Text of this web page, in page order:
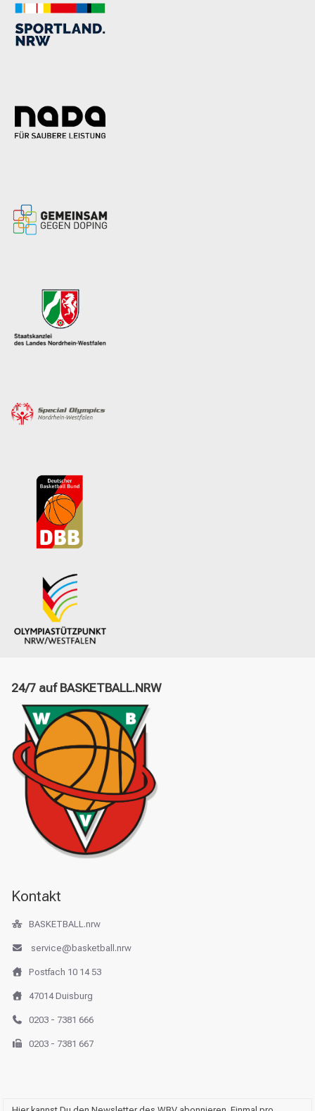
24/7 auf BASKETBALL.NRW
Kontakt
BASKETBALL.nrw
service@basketball.nrw
Postfach 10 14 53
47014 Duisburg
0203 - 7381 666
0203 - 7381 667